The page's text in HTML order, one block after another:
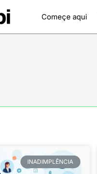
Começe aqui
INADIMPLÊNCIA